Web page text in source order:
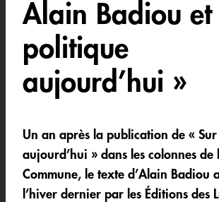
Alain Badiou et
politique
aujourd’hui »
Un an après la publication de «
aujourd’hui » dans les colonnes de
Commune, le texte d’Alain Badiou
l’hiver dernier par les Éditions des